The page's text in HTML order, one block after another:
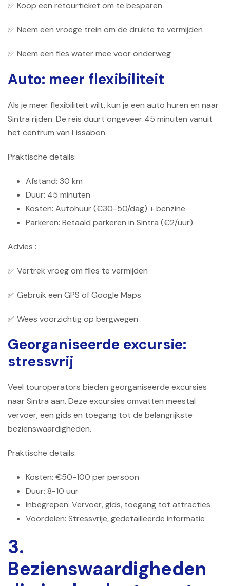
✅ Koop een retourticket om te besparen
✅ Neem een ​​vroege trein om de drukte te vermijden
✅ Neem een ​​fles water mee voor onderweg
Auto: meer flexibiliteit
Als je meer flexibiliteit wilt, kun je een auto huren en naar
Sintra rijden. De reis duurt ongeveer 45 minuten vanuit
het centrum van Lissabon.
Praktische details:
Afstand: 30 km
Duur: 45 minuten
Kosten: Autohuur (€30-50/dag) + benzine
Parkeren: Betaald parkeren in Sintra (€2/uur)
Advies :
✅ Vertrek vroeg om files te vermijden
✅ Gebruik een GPS of Google Maps
✅ Wees voorzichtig op bergwegen
Georganiseerde excursie:
stressvrij
Veel touroperators bieden georganiseerde excursies
naar Sintra aan. Deze excursies omvatten meestal
vervoer, een gids en toegang tot de belangrijkste
bezienswaardigheden.
Praktische details:
Kosten: €50-100 per persoon
Duur: 8-10 uur
Inbegrepen: Vervoer, gids, toegang tot attracties
Voordelen: Stressvrije, gedetailleerde informatie
3.
Bezienswaardigheden